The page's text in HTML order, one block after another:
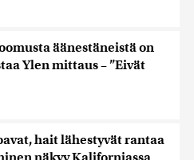
äänestäneistä on
Ylen mittaus – ”Eivät
hait lähestyvät rantaa